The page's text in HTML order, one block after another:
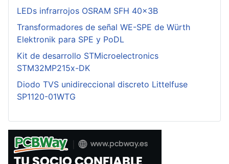
LEDs infrarrojos OSRAM SFH 40x3B
Transformadores de señal WE-SPE de Würth
Elektronik para SPE y PoDL
Kit de desarrollo STMicroelectronics
STM32MP215x-DK
Diodo TVS unidireccional discreto Littelfuse
SP1120-01WTG